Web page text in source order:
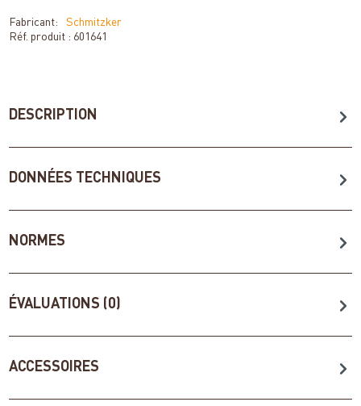
Fabricant:
Schmitzker
Réf. produit : 601641
DESCRIPTION
DONNÉES TECHNIQUES
NORMES
ÉVALUATIONS (0)
ACCESSOIRES